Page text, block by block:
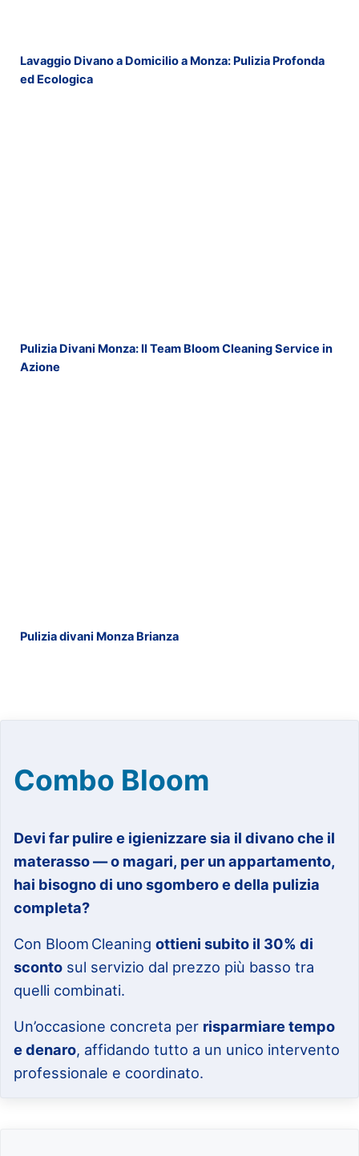
Lavaggio Divano a Domicilio a Monza: Pulizia Profonda
ed Ecologica
Pulizia Divani Monza: Il Team Bloom Cleaning Service in
Azione
Pulizia divani Monza Brianza
Combo Bloom
Devi far pulire e igienizzare sia il divano che il
materasso — o magari, per un appartamento,
hai bisogno di uno sgombero e della pulizia
completa?
Con Bloom Cleaningottieni subito il 30% di
sconto sul servizio dal prezzo più basso tra
quelli combinati.
Un’occasione concreta per risparmiare tempo
e denaro, affidando tutto a un unico intervento
professionale e coordinato.